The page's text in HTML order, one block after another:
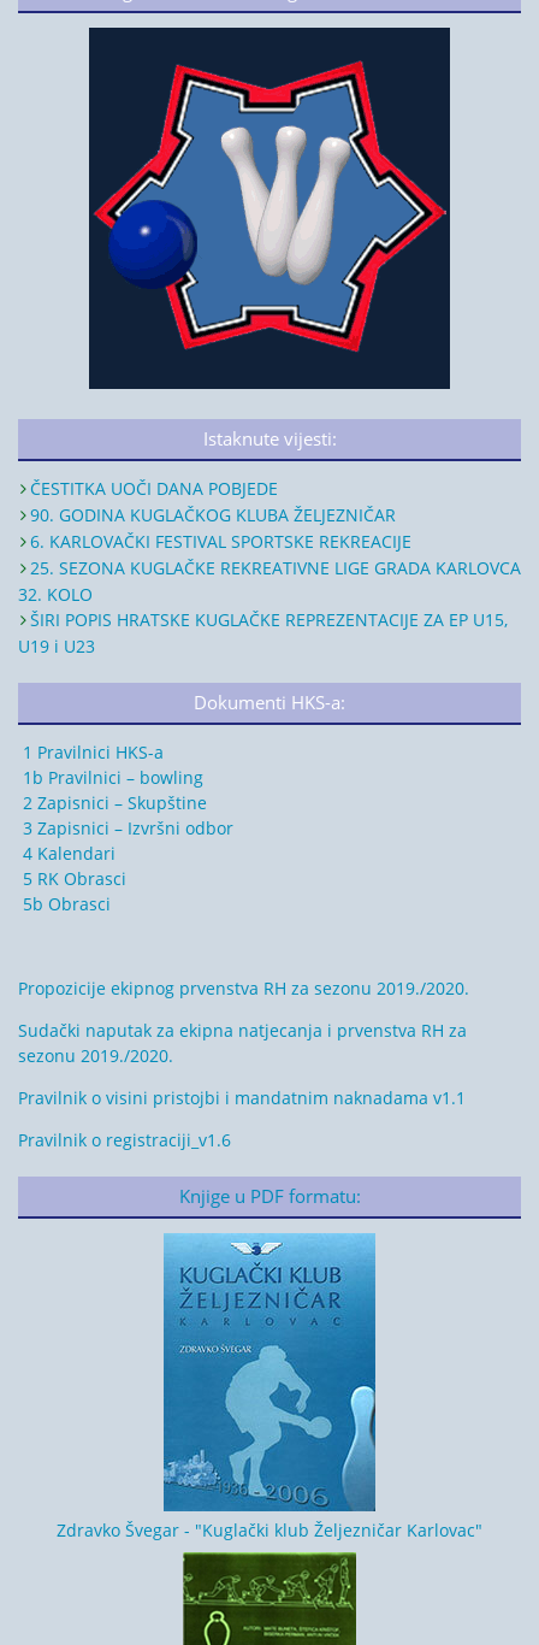
Istaknute vijesti:
ČESTITKA UOČI DANA POBJEDE
90. GODINA KUGLAČKOG KLUBA ŽELJEZNIČAR
6. KARLOVAČKI FESTIVAL SPORTSKE REKREACIJE
25. SEZONA KUGLAČKE REKREATIVNE LIGE GRADA KARLOVCA
32. KOLO
ŠIRI POPIS HRATSKE KUGLAČKE REPREZENTACIJE ZA EP U15,
U19 i U23
Dokumenti HKS-a:
1 Pravilnici HKS-a
1b Pravilnici – bowling
2 Zapisnici – Skupštine
3 Zapisnici – Izvršni odbor
4 Kalendari
5 RK Obrasci
5b Obrasci
Propozicije ekipnog prvenstva RH za sezonu 2019./2020.
Sudački naputak za ekipna natjecanja i prvenstva RH za
sezonu 2019./2020.
Pravilnik o visini pristojbi i mandatnim naknadama v1.1
Pravilnik o registraciji_v1.6
Knjige u PDF formatu:
Zdravko Švegar - "Kuglački klub Željezničar Karlovac"